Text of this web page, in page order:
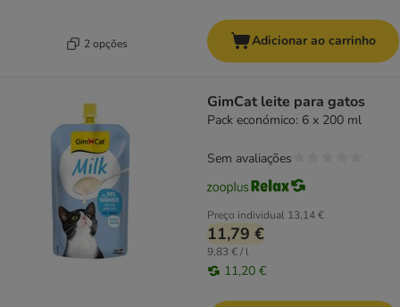
2 opções Adicionar ao carrinho
GimCat leite para gatos
Pack económico: 6 x 200 ml
Preço individual 13,14 €
11,79 €
9,83 € / l
11,20 €
Sem avaliações